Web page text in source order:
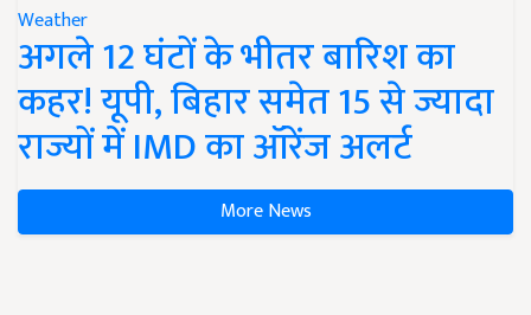
Weather
अगले 12 घंटों के भीतर बारिश का
कहर! यूपी, बिहार समेत 15 से ज्यादा
राज्यों में IMD का ऑरेंज अलर्ट
More News